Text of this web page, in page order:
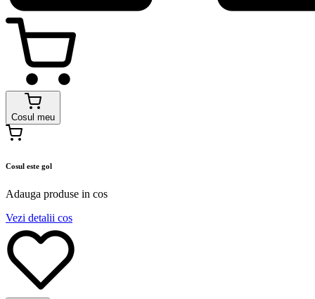
Cosul meu
Cosul este gol
Adauga produse in cos
Vezi detalii cos